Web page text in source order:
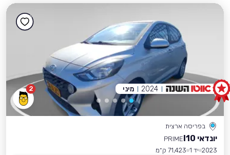
2
בפריסה ארצית
יונדאי I10
PRIME
2023 יד 1
71,423 ק״מ
2024 מיני